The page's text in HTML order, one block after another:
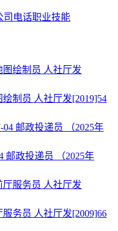
司 电话职业技能
绘制员 人社厅发[2019]54
邮政投递员 （2025年
服务员 人社厅发[2009]66